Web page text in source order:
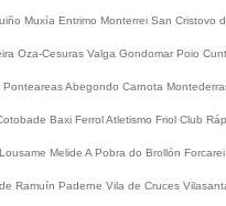
Muxía Entrimo Monterrei San Cristovo
Oza-Cesuras Valga Gondomar Poio
PonteareasAbegondo Carnota
Baxi FerrolAtletismo Friol Club
Lousame Melide A Pobra do Brollón Forcarei
Ramuín Paderne Vila de Cruces